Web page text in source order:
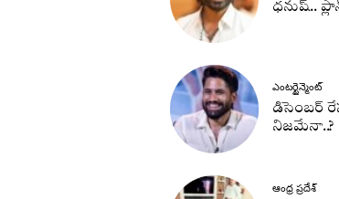
ధనుష్‌..
ఎంటర్టైన్మెంట్
డిసెంబర్
నిజమేనా..?
ఆంధ్ర ప్రదేశ్